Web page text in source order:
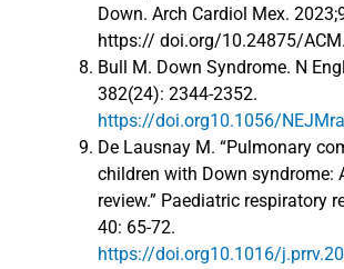
Down. Arch Cardiol Mex.
https:// doi.org/10.24875/
Bull M. Down Syndrome. N
382(24): 2344-2352.
https://doi.org10.1056/
De Lausnay M. “Pulmonary
children with Down syndrome:
review.” Paediatric respiratory
40: 65-72.
https://doi.org10.1016/